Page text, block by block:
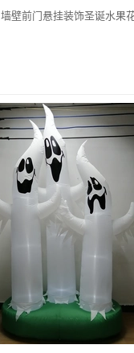
墙壁前门悬挂装饰圣诞水果